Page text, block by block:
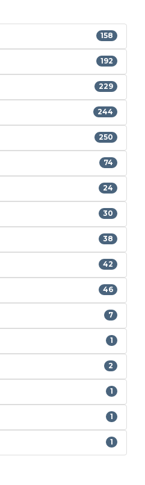
158
192
229
244
250
74
24
30
38
42
46
7
1
2
1
1
1